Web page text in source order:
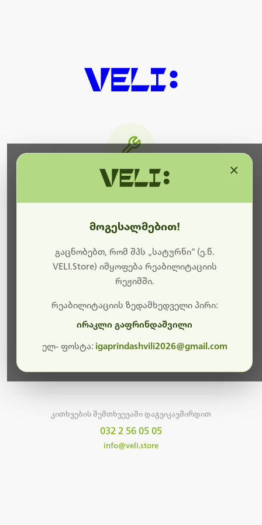
ბოდიშს გიხდით შეფერხებისთვის. ამჟამად
მიმდინარეობს საიტის განახლება და ტექნიკური
სამუშაოები.
მალე ისევ ხელმისაწვდომი იქნება. გმადლობთ
კითხვების შემთხვევაში დაგვიკავშირდით
032 2 56 05 05
info@veli.store
მოგესალმებით!
გაცნობებთ, რომ შპს „სატურნი“ (ე.წ.
VELI.Store) იმყოფება რეაბილიტაციის
რეჟიმში.
რეაბილიტაციის ზედამხედველი პირი:
ირაკლი გაფრინდაშვილი
ელ- ფოსტა: igaprindashvili2026@gmail.com
×